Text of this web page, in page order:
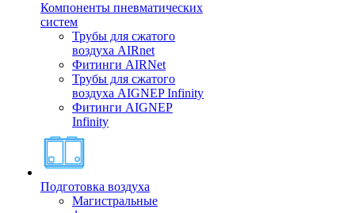
Компоненты пневматических
систем
Трубы для сжатого
воздуха AIRnet
Фитинги AIRNet
Трубы для сжатого
воздуха AIGNEP Infinity
Фитинги AIGNEP
Infinity
Подготовка воздуха
Магистральные